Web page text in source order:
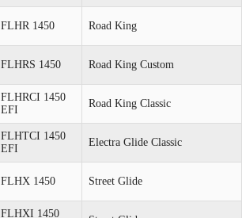
FLHR 1450 Road King
FLHRS 1450 Road King Custom
FLHRCI 1450
EFI
Road King Classic
FLHTCI 1450
EFI
Electra Glide Classic
FLHX 1450 Street Glide
FLHXI 1450